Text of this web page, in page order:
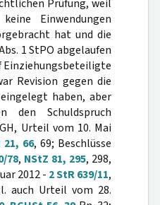
Prüfung, weil
Einwendungen
hat und die
1 StPO abgelaufen
Einziehungsbeteiligte
Revision gegen die
haben, aber
den Schuldspruch
Urteil vom 10. Mai
21, 66, 69; Beschlüsse
78, NStZ 81, 295, 298,
2012 - 2 StR 639/11,
auch Urteil vom 28.